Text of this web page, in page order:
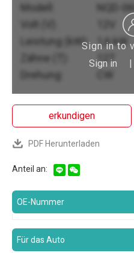
Modell:
NQD-
Volt (V):
Leistung (kW):
1,6 kW
Zähne (T):
12T
Drehung:
CW
Sign in to
Sign in
erkundigen
PDF Herunterladen
Anteil an:
OE-Nummer
Für das Auto